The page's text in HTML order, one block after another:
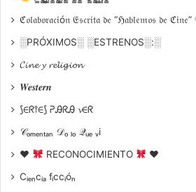
Modo de producción
coreógrafos como Antonio
permitido una integración
música en sus películas.
Enfoque en la Preproducción
ℭ𝔬𝔩𝔞𝔟𝔬𝔯𝔞𝔠𝔦ó𝔫 𝔈𝔰𝔠𝔯𝔦𝔱𝔞 𝔡𝔢 “ℌ𝔞𝔟𝔩𝔢𝔪𝔬𝔰 𝔡𝔢
░PRÓXIMOS░ ░ESTRENOS░:░
𝓒𝓲𝓷𝓮 𝔂 𝓻𝓮𝓵𝓲𝓰𝓲𝓸𝓷
𝑾𝒆𝒔𝒕𝒆𝒓𝒏
⟆∈ᖇ⫯∈⟆ ᕈᎯᖇᎯ 𝓿∈ᖇ
𝒞ₒₘₑₙₜₐₙ 𝒟ₒ ₗₒ 𝒬ᵤₑ ᵥi
♥ RECONOCIMIENTO ♥
Cᵢₑₙcᵢₐ fᵢccᵢóₙ